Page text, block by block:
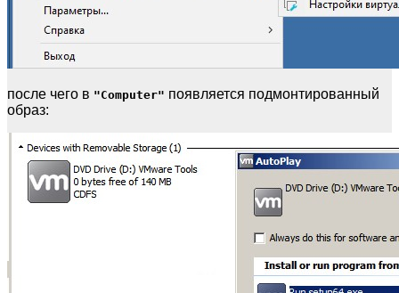
после чего в "Computer" появляется подмонтированный
образ: